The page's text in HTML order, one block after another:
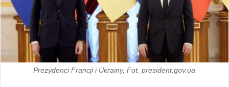
Prezydenci Francji i Ukrainy, Fot. president.gov.ua